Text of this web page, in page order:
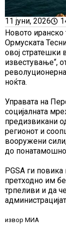
11 јуни, 2026
Новото
Ормуската
овој стратешки
известување“,
ноќта.
Управата на
социјалната
предизвикани
регионот и
вооружени
до
PGSA ги
претходно им
трпеливи и да
извор МИА